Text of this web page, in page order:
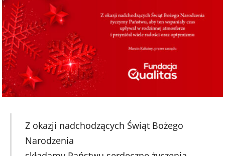
Z okazji nadchodzących Świąt Bożego
Narodzenia